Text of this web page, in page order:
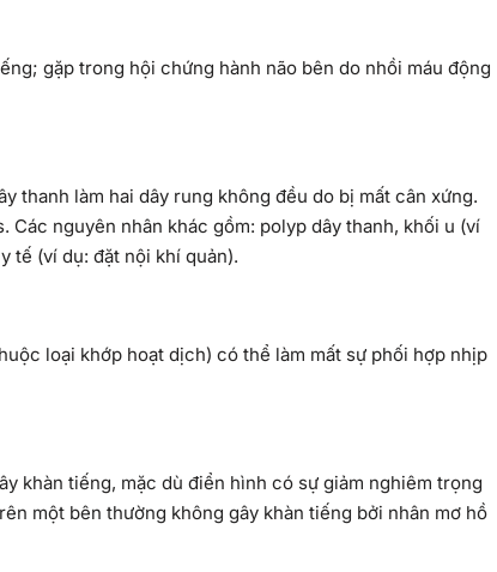
gặp trong hội chứng hành não bên do nhồi máu động
thanh làm hai dây rung không đều do bị mất cân xứng.
Các nguyên nhân khác gồm: polyp dây thanh, khối u (ví
tế (ví dụ: đặt nội khí quản).
loại khớp hoạt dịch) có thể làm mất sự phối hợp nhịp
khàn tiếng, mặc dù điển hình có sự giảm nghiêm trọng
một bên thường không gây khàn tiếng bởi nhân mơ hồ